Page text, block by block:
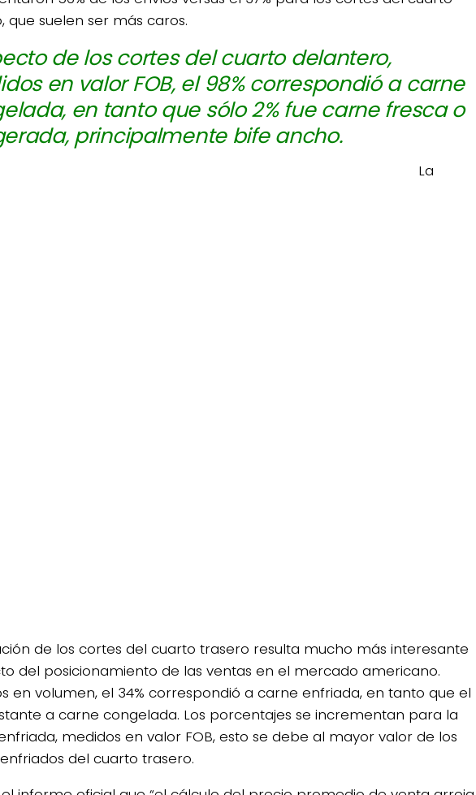
que suelen ser más caros.
de los cortes del cuarto delantero,
en valor FOB, el 98% correspondió a carne
en tanto que sólo 2% fue carne fresca o
principalmente bife ancho.
La
de los cortes del cuarto trasero resulta mucho más interesante
del posicionamiento de las ventas en el mercado americano.
en volumen, el 34% correspondió a carne enfriada, en tanto que el
a carne congelada. Los porcentajes se incrementan para la
medidos en valor FOB, esto se debe al mayor valor de los
del cuarto trasero.